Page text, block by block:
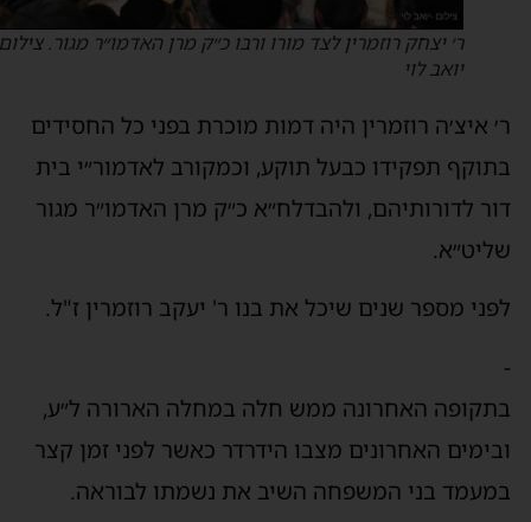
ר׳ יצחק רוזמרין לצד מורו ורבו כ״ק מרן האדמו״ר מגור. צילום:
יואב לוי
איצ׳ה רוזמרין היה דמות מוכרת בפני כל החסידים
תפקידו כבעל תוקע, וכמקורב לאדמור״י בית
לדורותיהם, ולהבדלח״א כ״ק מרן האדמו״ר מגור
מספר שנים שיכל את בנו ר' יעקב רוזמרין ז"ל.
האחרונה ממש חלה במחלה הארורה ל״ע,
האחרונים מצבו הידרדר כאשר לפני זמן קצר
בני המשפחה השיב את נשמתו לבוראה.